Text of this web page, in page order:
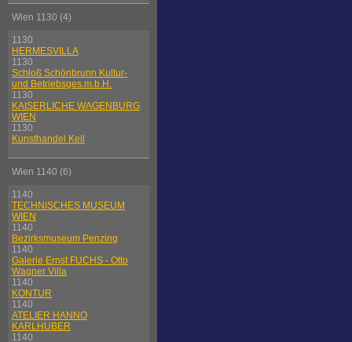
Wien 1130 (4)
1130
HERMESVILLA
1130
Schloß Schönbrunn Kultur-
und Betriebsges.m.b.H.
1130
KAISERLICHE WAGENBURG
WIEN
1130
Kunsthandel Keil
Wien 1140 (6)
1140
TECHNISCHES MUSEUM
WIEN
1140
Bezirksmuseum Penzing
1140
Galerie Ernst FUCHS - Otto
Wagner Villa
1140
KONTUR
1140
ATELIER HANNO
KARLHUBER
1140